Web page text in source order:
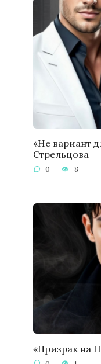
«Не вариант
Стрельцова
0 8
«Призрак на